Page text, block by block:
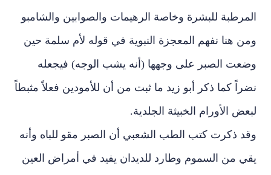
المرطبة للبشرة وخاصة الرهيمات والصوابين والشامبو
ومن هنا نفهم المعجزة النبوية في قوله لأم سلمة حين
وضعت الصبر على وجهها (أنه يشب الوجه) فيجعله
نضراً كما ذكر أبو زيد ما ثبت من أن للأمودين فعلاً مثبطاً
لبعض الأورام الخبيثة الجلدية.
وقد ذكرت كتب الطب الشعبي أن الصبر مقو للباه وأنه
يقي من السموم وطارد للديدان يفيد في أمراض العين